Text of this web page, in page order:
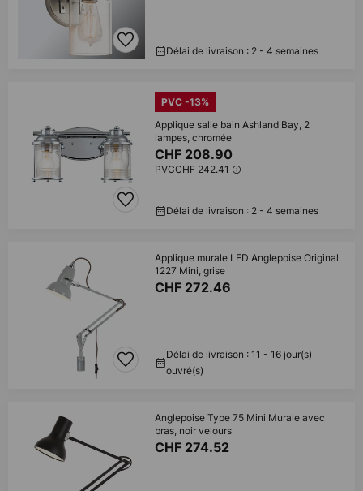
Délai de livraison : 2 - 4 semaines
PVC -13%
Applique salle bain Ashland Bay, 2
lampes, chromée
CHF 208.90
PVCCHF 242.41
Délai de livraison : 2 - 4 semaines
Applique murale LED Anglepoise Original
1227 Mini, grise
CHF 272.46
Délai de livraison : 11 - 16 jour(s)
ouvré(s)
Anglepoise Type 75 Mini Murale avec
bras, noir velours
CHF 274.52